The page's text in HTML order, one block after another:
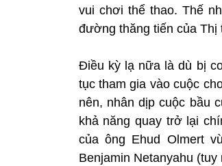
vui chơi thể thao. Thế
đường thăng tiến của Thị
Điều kỳ lạ nữa là dù bị
tục tham gia vào cuộc
nên, nhân dịp cuộc bầu
khả năng quay trở lại
của ông Ehud Olmert
Benjamin Netanyahu